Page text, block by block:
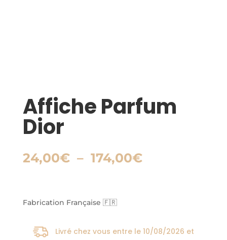
Affiche Parfum
Dior
24,00€ – 174,00€Plage
Fabrication Française 🇫🇷
Livré chez vous entre le 10/08/2026 et